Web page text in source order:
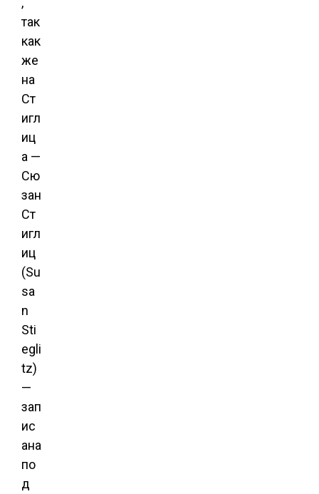
так
как
же
на
Ст
игл
иц
а —
Сю
зан
Ст
игл
иц
(Su
sa
n
Sti
egli
tz)
—
зап
ис
ана
по
д